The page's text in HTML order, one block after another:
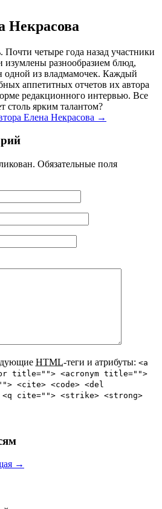
Некрасова
Почти четыре года назад участники
изумлены разнообразием блюд,
одной из владмамочек. Каждый
аппетитных отчетов их автора
редакционного интервью. Все
столь ярким талантом?
Елена Некрасова →
Обязательные поля
HTML-теги и атрибуты: <a
title=""> <acronym title="">
<cite> <code> <del
<q cite=""> <strike> <strong>
→